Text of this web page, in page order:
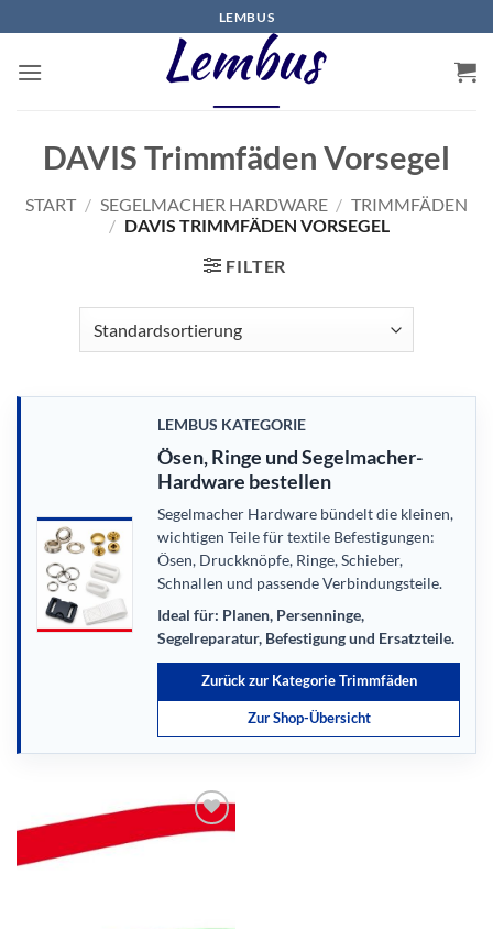
Inhalt
springen
LEMBUS
DAVIS Trimmfäden Vorsegel
START / SEGELMACHER HARDWARE / TRIMMFÄDEN
/ DAVIS TRIMMFÄDEN VORSEGEL
FILTER
LEMBUS KATEGORIE
Ösen, Ringe und Segelmacher-
Hardware bestellen
Segelmacher Hardware bündelt die kleinen,
wichtigen Teile für textile Befestigungen:
Ösen, Druckknöpfe, Ringe, Schieber,
Schnallen und passende Verbindungsteile.
Ideal für: Planen, Persenninge,
Segelreparatur, Befestigung und Ersatzteile.
Zurück zur Kategorie Trimmfäden
Zur Shop-Übersicht